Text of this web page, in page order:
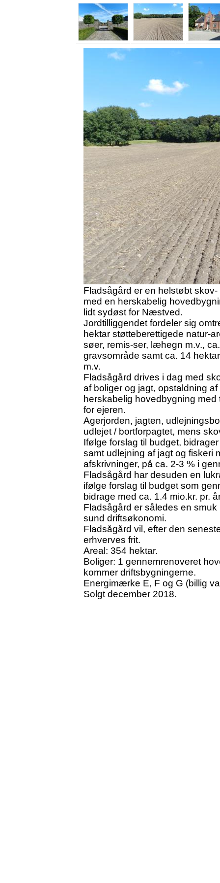
Fladsågård er en helstøbt
med en herskabelig
lidt sydøst for Næstved.
Jordtilliggendet fordeler sig
hektar støtteberettigede natur-
søer, remis-ser, læhegn m.v.,
gravsområde samt ca. 14
m.v.
Fladsågård drives i dag med
af boliger og jagt, opstaldning
herskabelig hovedbygning
for ejeren.
Agerjorden, jagten,
udlejet / bortforpagtet, mens
Ifølge forslag til budget,
samt udlejning af jagt og fiskeri
afskrivninger, på ca. 2-3 % i
Fladsågård har desuden en
ifølge forslag til budget som
bidrage med ca. 1.4 mio.kr. pr.
Fladsågård er således en
sund driftsøkonomi.
Fladsågård vil, efter den
erhverves frit.
Areal: 354 hektar.
Boliger: 1 gennemrenoveret
kommer driftsbygningerne.
Energimærke E, F og G (billig
Solgt december 2018.